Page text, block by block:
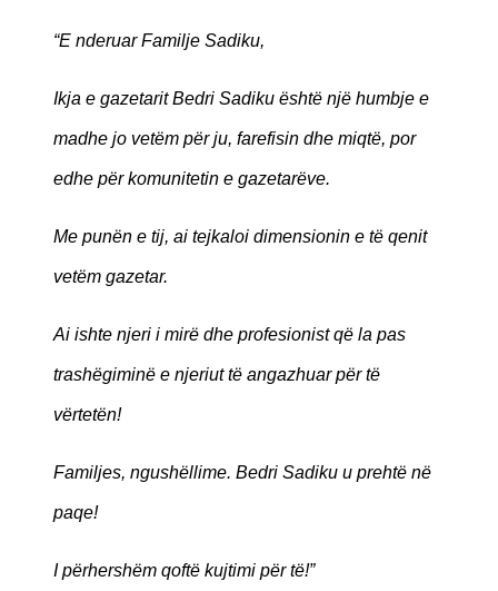
“E nderuar Familje Sadiku,
Ikja e gazetarit Bedri Sadiku është një humbje e
madhe jo vetëm për ju, farefisin dhe miqtë, por
edhe për komunitetin e gazetarëve.
Me punën e tij, ai tejkaloi dimensionin e të qenit
vetëm gazetar.
Ai ishte njeri i mirë dhe profesionist që la pas
trashëgiminë e njeriut të angazhuar për të
vërtetën!
Familjes, ngushëllime. Bedri Sadiku u prehtë në
paqe!
I përhershëm qoftë kujtimi për të!”